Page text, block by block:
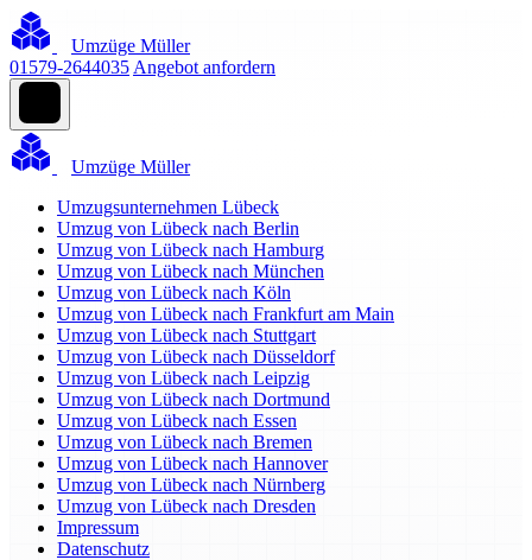
Umzüge Müller
01579-2644035 Angebot anfordern
Umzüge Müller
Umzugsunternehmen Lübeck
Umzug von Lübeck nach Berlin
Umzug von Lübeck nach Hamburg
Umzug von Lübeck nach München
Umzug von Lübeck nach Köln
Umzug von Lübeck nach Frankfurt am Main
Umzug von Lübeck nach Stuttgart
Umzug von Lübeck nach Düsseldorf
Umzug von Lübeck nach Leipzig
Umzug von Lübeck nach Dortmund
Umzug von Lübeck nach Essen
Umzug von Lübeck nach Bremen
Umzug von Lübeck nach Hannover
Umzug von Lübeck nach Nürnberg
Umzug von Lübeck nach Dresden
Impressum
Datenschutz